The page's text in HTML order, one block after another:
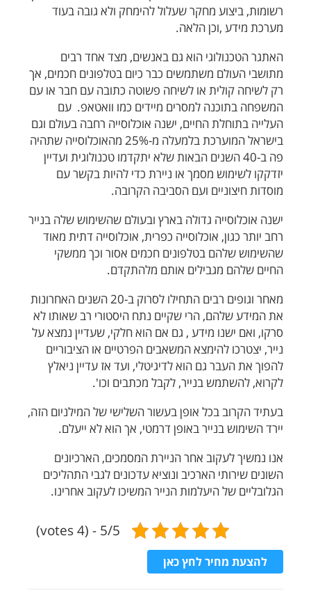
רשומות, ביצוע מחקר שעלול להימחק ולא גובה בעוד
מערכת מידע ,וכן הלאה.
האתגר הטכנולוגי הוא גם באנשים, מצד אחד רבים
מתושבי העולם משתמשים כבר כיום בטלפונים חכמים, אך
רק לשיחה קולית או לשיחה פשוטה כתובה עם חבר או עם
המשפחה בתוכנה למסרים מיידים כמו וואטאפ. עם
העלייה בתוחלת החיים, ישנה אוכלוסייה רחבה בעולם וגם
בישראל המוערכת בלמעלה מ-25% מהאוכלוסייה שתהיה
פה ב-40 השנים הבאות שלא יתקדמו טכנולוגית ועדיין
יזדקקו לשימוש מסמך או ניירת כדי להיות בקשר עם
מוסדות חיצוניים ועם הסביבה הקרובה.
ישנה אוכלוסייה גדולה בארץ ובעולם שהשימוש שלה בנייר
רחב יותר כגון, אוכלוסייה כפרית, אוכלוסייה דתית מאוד
שהשימוש שלהם בטלפונים חכמים אסור וכך ממשקי
החיים שלהם מגבילים אותם מלהתקדם.
מאחר וגופים רבים התחילו לסרוק ב-20 השנים האחרונות
את המידע שלהם, הרי שקיים נתח היסטורי רב שאותו לא
סרקו, ואם ישנו מידע , גם אם הוא חלקי, שעדיין נמצא על
נייר, יצטרכו להימצא המשאבים הפרטיים או הציבוריים
להפוך את העבר גם הוא לדיגיטלי, ועד אז עדיין ניאלץ
לקרוא, להשתמש בנייר, לקבל מכתבים וכו'.
בעתיד הקרוב בכל אופן בעשור השלישי של המילניום הזה,
יירד השימוש בנייר באופן דרמטי, אך הוא לא ייעלם.
אנו נמשיך לעקוב אחר הניירת המסמכים, הארכיונים
השונים שירותי הארכיב ונוציא עדכונים לגבי התהליכים
הגלובליים של היעלמות הנייר המשיכו לעקוב אחרינו.
5/5 - (4 votes)
להצעת מחיר לחץ כאן